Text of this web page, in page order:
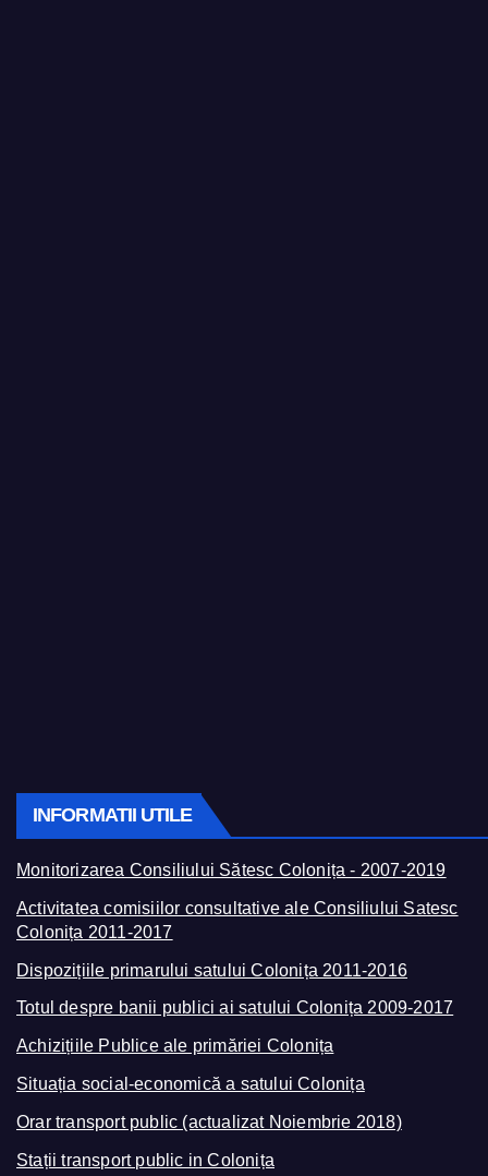
INFORMATII UTILE
Monitorizarea Consiliului Sătesc Colonița - 2007-2019
Activitatea comisiilor consultative ale Consiliului Satesc
Colonița 2011-2017
Dispozițiile primarului satului Colonița 2011-2016
Totul despre banii publici ai satului Colonița 2009-2017
Achizițiile Publice ale primăriei Colonița
Situația social-economică a satului Colonița
Orar transport public (actualizat Noiembrie 2018)
Stații transport public in Colonița